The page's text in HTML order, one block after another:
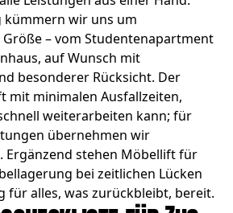
kümmern wir uns um
Größe – vom Studentenapartment
auf Wunsch mit
besonderer Rücksicht. Der
mit minimalen Ausfallzeiten,
weiterarbeiten kann; für
übernehmen wir
. Ergänzend stehen Möbelliftfür
bei zeitlichen Lücken
für alles, was zurückbleibt, bereit.